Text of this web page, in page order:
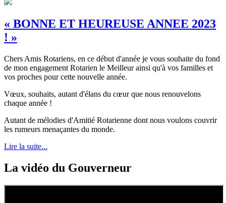
« BONNE ET HEUREUSE ANNEE 2023
! »
Chers Amis Rotariens, en ce début d'année je vous souhaite du fond
de mon engagement Rotarien le Meilleur ainsi qu'à vos familles et
vos proches pour cette nouvelle année.
Vœux, souhaits, autant d'élans du cœur que nous renouvelons
chaque année !
Autant de mélodies d'Amitié Rotarienne dont nous voulons couvrir
les rumeurs menaçantes du monde.
Lire la suite...
La vidéo du Gouverneur